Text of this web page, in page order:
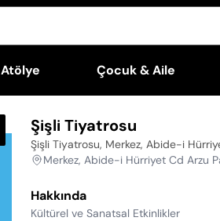
Atölye Çocuk & Aile
Şişli Tiyatrosu
Şişli Tiyatrosu, Merkez, Abide-i
Merkez, Abide-i Hürriyet Cd Arzu
Hakkında
Kültürel ve Sanatsal Etkinlikler